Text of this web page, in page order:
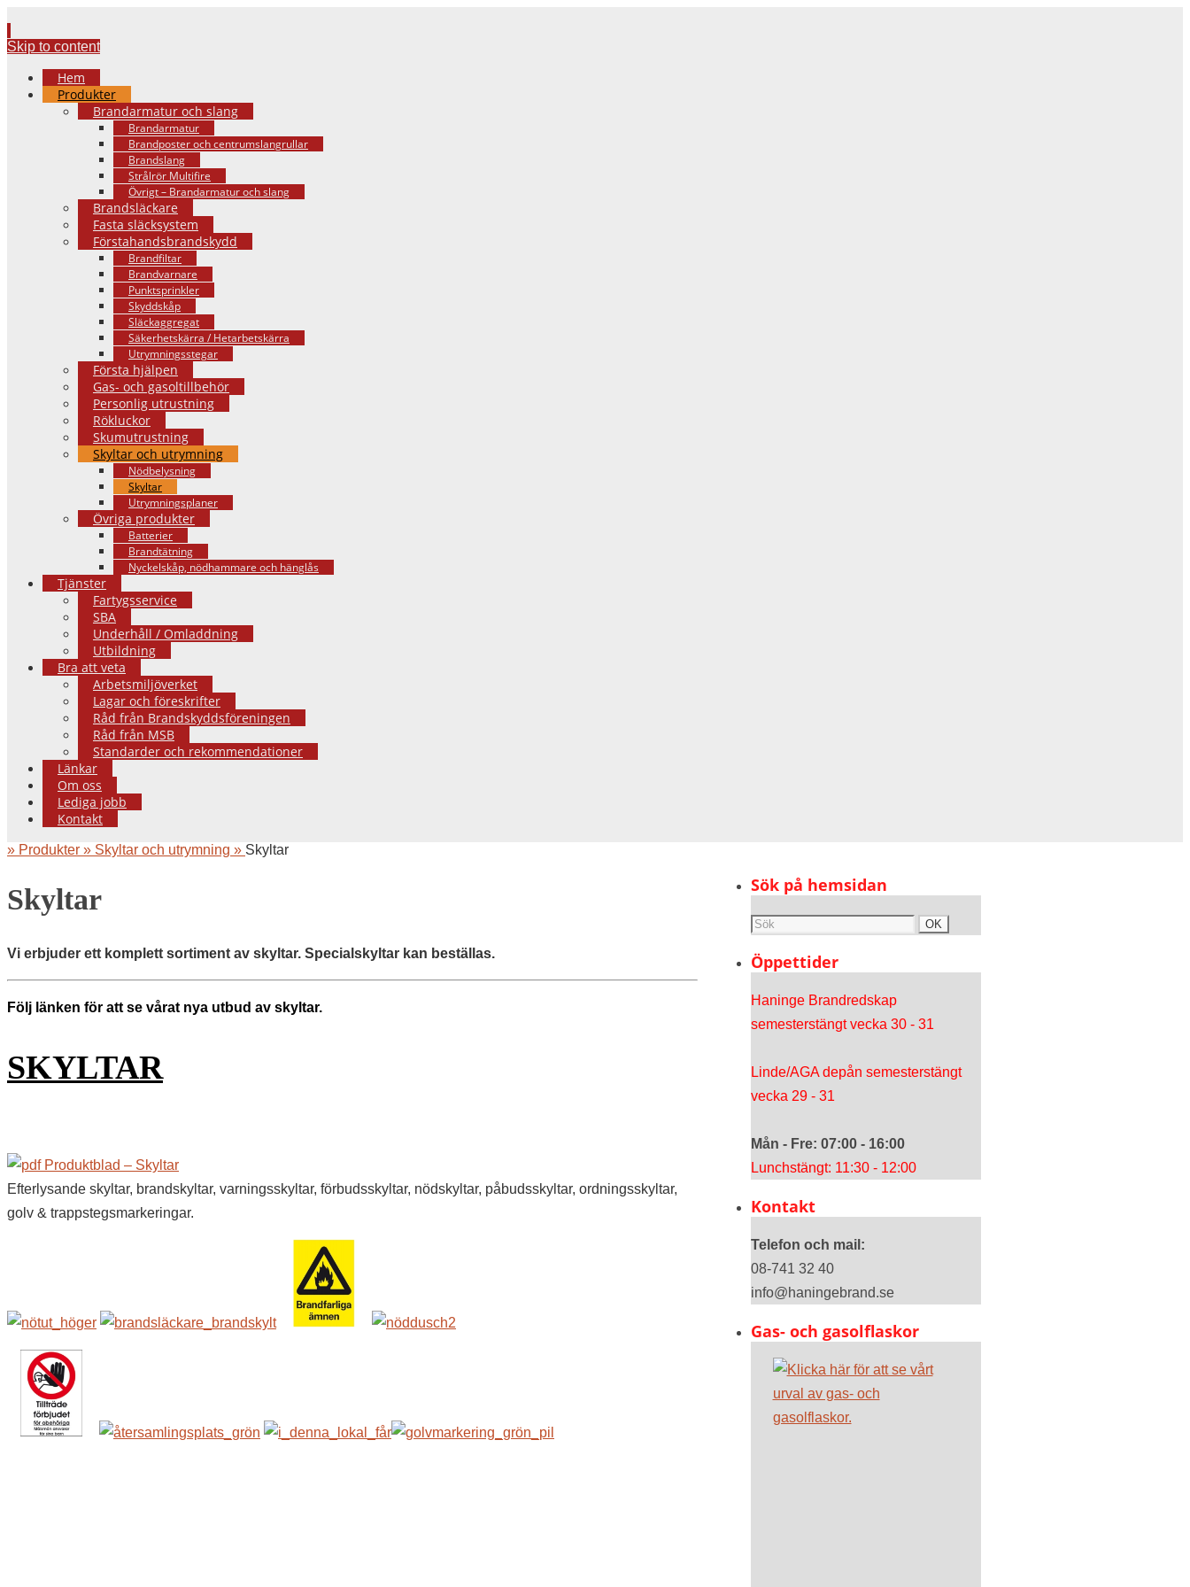
Skip to content
Hem
Produkter
Brandarmatur och slang
Brandarmatur
Brandposter och centrumslangrullar
Brandslang
Strålrör Multifire
Övrigt – Brandarmatur och slang
Brandsläckare
Fasta släcksystem
Förstahandsbrandskydd
Brandfiltar
Brandvarnare
Punktsprinkler
Skyddskåp
Släckaggregat
Säkerhetskärra / Hetarbetskärra
Utrymningsstegar
Första hjälpen
Gas- och gasoltillbehör
Personlig utrustning
Rökluckor
Skumutrustning
Skyltar och utrymning
Nödbelysning
Skyltar
Utrymningsplaner
Övriga produkter
Batterier
Brandtätning
Nyckelskåp, nödhammare och hänglås
Tjänster
Fartygsservice
SBA
Underhåll / Omladdning
Utbildning
Bra att veta
Arbetsmiljöverket
Lagar och föreskrifter
Råd från Brandskyddsföreningen
Råd från MSB
Standarder och rekommendationer
Länkar
Om oss
Lediga jobb
Kontakt
» Produkter » Skyltar och utrymning » Skyltar
Skyltar
Vi erbjuder ett komplett sortiment av skyltar. Specialskyltar kan beställas.
Följ länken för att se vårat nya utbud av skyltar.
SKYLTAR
Produktblad – Skyltar
Efterlysande skyltar, brandskyltar, varningsskyltar, förbudsskyltar, nödskyltar, påbudsskyltar, ordningsskyltar,
golv & trappstegsmarkeringar.
Sök på hemsidan
Öppettider
Haninge Brandredskap
semesterstängt vecka 30 - 31
Linde/AGA depån semesterstängt
vecka 29 - 31
Mån - Fre: 07:00 - 16:00
Lunchstängt: 11:30 - 12:00
Kontakt
Telefon och mail:
08-741 32 40
info@haningebrand.se
Gas- och gasolflaskor